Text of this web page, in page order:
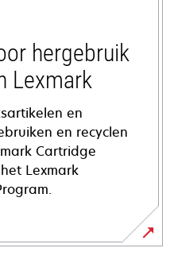
hergebruik
Lexmark
en
en recyclen
Cartridge
Lexmark